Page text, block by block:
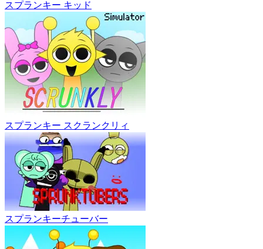
スプランキー キッド
スプランキー スクランクリィ
スプランキーチューバー